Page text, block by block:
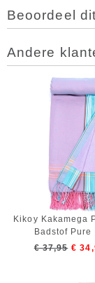
Beoordeel
Andere
Kikoy Kakamega
Badstof Pure
€ 37,95 €